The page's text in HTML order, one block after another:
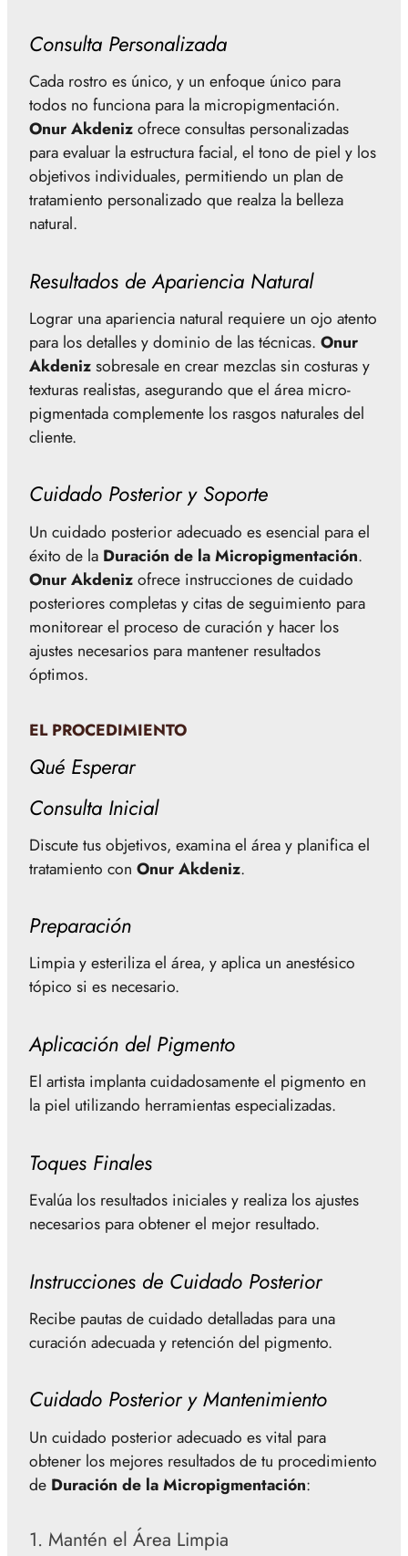
Consulta Personalizada
Cada rostro es único, y un enfoque único para
todos no funciona para la micropigmentación.
Onur Akdenizofrece consultas personalizadas
para evaluar la estructura facial, el tono de piel y los
objetivos individuales, permitiendo un plan de
tratamiento personalizado que realza la belleza
natural.
Resultados de Apariencia Natural
Lograr una apariencia natural requiere un ojo atento
para los detalles y dominio de las técnicas. Onur
Akdenizsobresale en crear mezclas sin costuras y
texturas realistas, asegurando que el área micro-
pigmentada complemente los rasgos naturales del
cliente.
Cuidado Posterior y Soporte
Un cuidado posterior adecuado es esencial para el
éxito de la Duración de la Micropigmentación.
Onur Akdenizofrece instrucciones de cuidado
posteriores completas y citas de seguimiento para
monitorear el proceso de curación y hacer los
ajustes necesarios para mantener resultados
óptimos.
EL PROCEDIMIENTO
Qué Esperar
Consulta Inicial
Discute tus objetivos, examina el área y planifica el
tratamiento con Onur Akdeniz.
Preparación
Limpia y esteriliza el área, y aplica un anestésico
tópico si es necesario.
Aplicación del Pigmento
El artista implanta cuidadosamente el pigmento en
la piel utilizando herramientas especializadas.
Toques Finales
Evalúa los resultados iniciales y realiza los ajustes
necesarios para obtener el mejor resultado.
Instrucciones de Cuidado Posterior
Recibe pautas de cuidado detalladas para una
curación adecuada y retención del pigmento.
Cuidado Posterior y Mantenimiento
Un cuidado posterior adecuado es vital para
obtener los mejores resultados de tu procedimiento
de Duración de la Micropigmentación:
1. Mantén el Área Limpia